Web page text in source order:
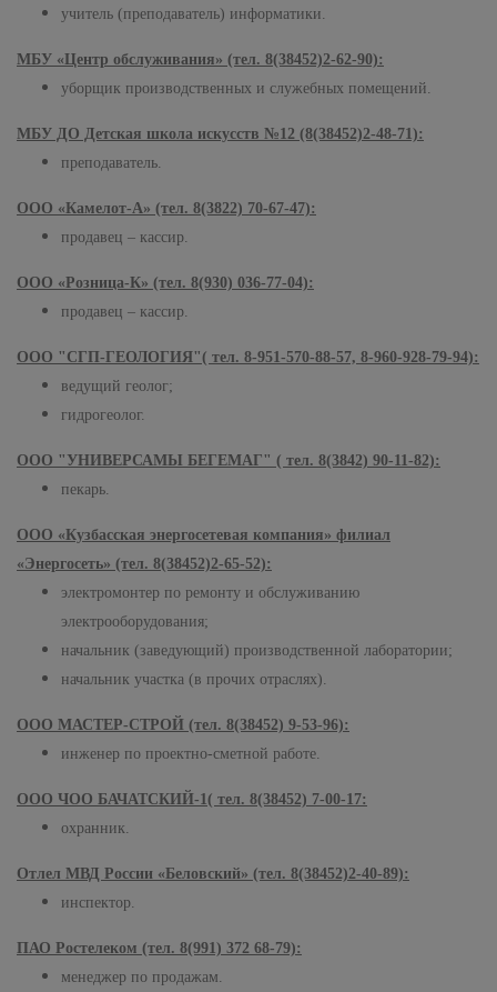
учитель (преподаватель) информатики.
МБУ «Центр обслуживания» (тел. 8(38452)2-62-90):
уборщик производственных и служебных помещений.
МБУ ДО Детская школа искусств №12 (8(38452)2-48-71):
преподаватель.
ООО «Камелот-А» (тел. 8(3822) 70-67-47):
продавец – кассир.
ООО «Розница-К» (тел. 8(930) 036-77-04):
продавец – кассир.
ООО "СГП-ГЕОЛОГИЯ"( тел. 8-951-570-88-57, 8-960-928-79-94):
ведущий геолог;
гидрогеолог.
ООО "УНИВЕРСАМЫ БЕГЕМАГ" ( тел. 8(3842) 90-11-82):
пекарь.
ООО «Кузбасская энергосетевая компания» филиал
«Энергосеть» (тел. 8(38452)2-65-52):
электромонтер по ремонту и обслуживанию
электрооборудования;
начальник (заведующий) производственной лаборатории;
начальник участка (в прочих отраслях).
ООО МАСТЕР-СТРОЙ (тел. 8(38452) 9-53-96):
инженер по проектно-сметной работе.
ООО ЧОО БАЧАТСКИЙ-1( тел. 8(38452) 7-00-17:
охранник.
Отлел МВД России «Беловский» (тел. 8(38452)2-40-89):
инспектор.
ПАО Ростелеком (тел. 8(991) 372 68-79):
менеджер по продажам.